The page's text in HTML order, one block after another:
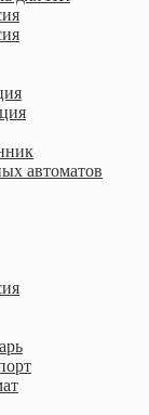
автоматов